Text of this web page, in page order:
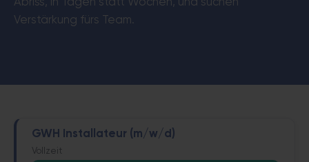
Abriss, in Tagen statt Wochen, und suchen
Verstärkung fürs Team.
GWH Installateur (m/w/d)
Vollzeit